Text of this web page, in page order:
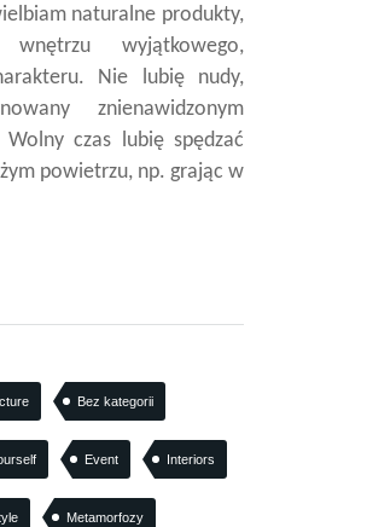
naturalne produkty,
wyjątkowego,
Nie lubię nudy,
znienawidzonym
Wolny czas lubię spędzać
powietrzu, np. grając w
Bez kategorii
Event Interiors
Metamorfozy